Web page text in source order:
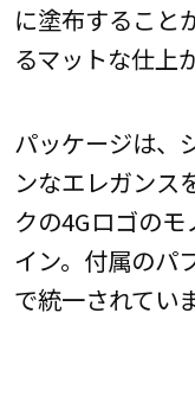
に塗布すること
るマットな仕上
パッケージは、
ンなエレガンス
クの4Gロゴの
イン。付属のパ
で統一されてい